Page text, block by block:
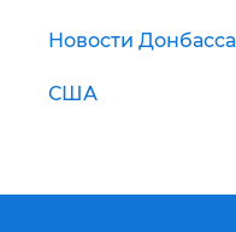
Новости Донбасса
США